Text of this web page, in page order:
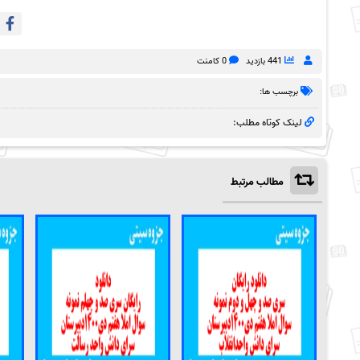
441 بازدید 0 کامنت
برچسب ها:
لینک کوتاه مطلب:
مطالب مرتبط